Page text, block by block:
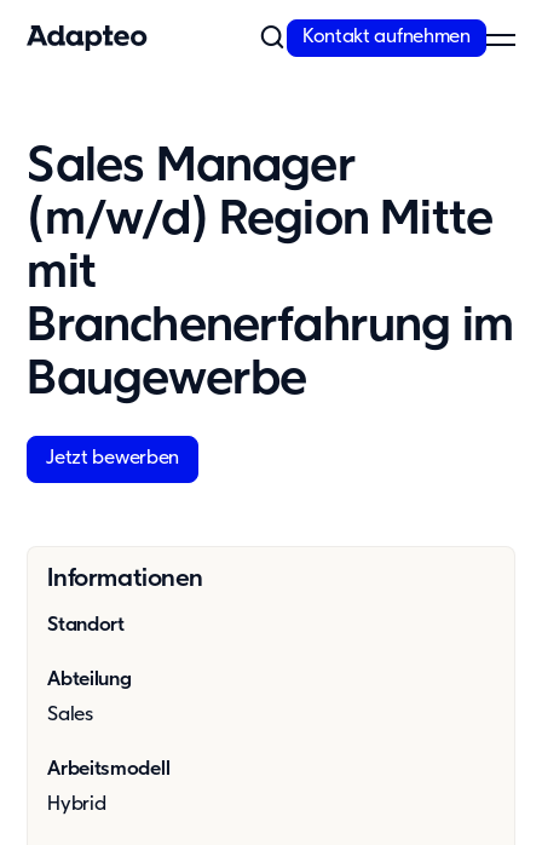
Modulare Raumlösungen von Adapteo
Flexible Gebäude von Adapteo bieten Raumlösungen für
temporären und dringenden Bedarf. Kontaktieren Sie uns für
maßgeschneiderte Raumkonzepte!
Mehr erfahren
Schule
Büro
Tagespflege
Unsere Lösungen
Vario Plus
C15
Kontakt aufnehmen
Sales Manager
(m/w/d) Region Mitte
mit
Branchenerfahrung im
Baugewerbe
Jetzt bewerben
Informationen
Standort
Abteilung
Sales
Arbeitsmodell
Hybrid